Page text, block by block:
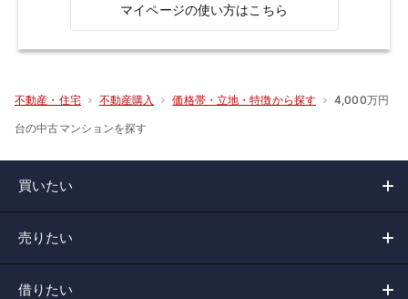
マイページの使い方はこちら
不動産・住宅 不動産購入 価格帯・立地・特徴から探す 4,000万円
台の中古マンションを探す
買いたい
売りたい
借りたい